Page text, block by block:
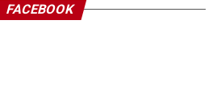
FACEBOOK